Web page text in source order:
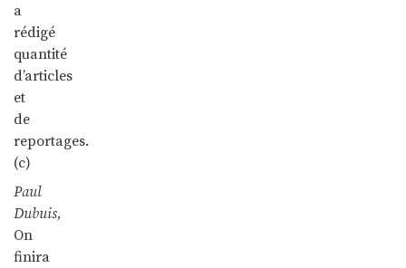
a
rédigé
quantité
d’articles
et
de
reportages.
(c)
Paul
Dubuis,
On
finira